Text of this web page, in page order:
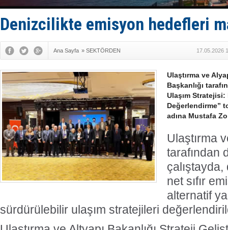
İnsansız
Anadolu
Denizcilikte emisyon hedefleri
Ana Sayfa » SEKTÖRDEN 17.05.2026
Ulaştırma ve
Başkanlığı
Ulaşım
Değerlendirme”
adına Mustafa
Ulaştırma
tarafından
net sıfır
alternatif
sürdürülebilir ulaşım stratejileri